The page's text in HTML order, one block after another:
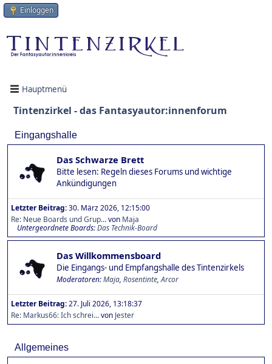
Einloggen
Hauptmenü
Tintenzirkel - das Fantasyautor:innenforum
Eingangshalle
Das Schwarze Brett
Bitte lesen: Regeln dieses Forums und wichtige
Ankündigungen
Letzter Beitrag:30. März 2026, 12:15:00
Re: Neue Boards und Grup...von Maja
Untergeordnete Boards Das Technik-Board
Das Willkommensboard
Die Eingangs- und Empfangshalle des Tintenzirkels
Moderatoren:Maja, Rosentinte,Arcor
Letzter Beitrag:27. Juli 2026, 13:18:37
Re: Markus66: Ich schrei...von Jester
Allgemeines